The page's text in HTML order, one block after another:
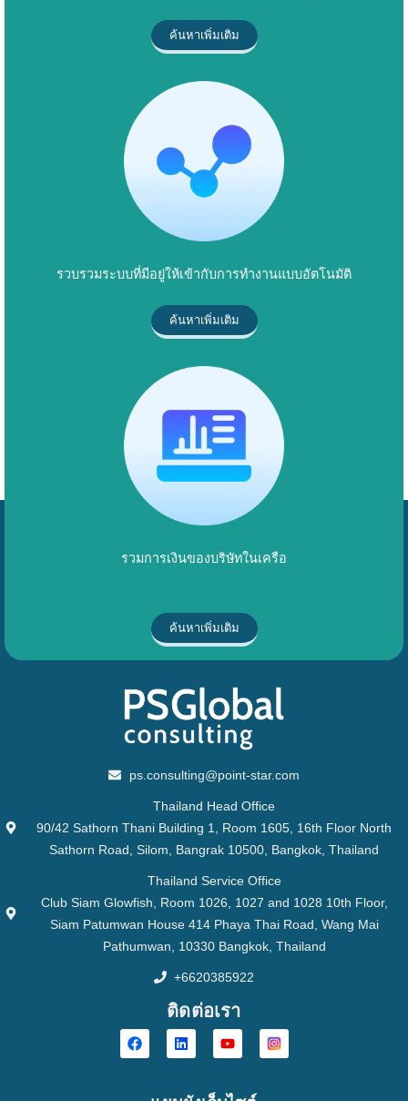
ค้นหาเพิ่มเติม
รวบรวมระบบที่มีอยู่ให้เข้ากับการทำงานแบบอัตโนมัติ
ค้นหาเพิ่มเติม
รวมการเงินของบริษัทในเครือ
ค้นหาเพิ่มเติม
ps.consulting@point-star.com
Thailand Head Office
90/42 Sathorn Thani Building 1, Room 1605, 16th Floor North
Sathorn Road, Silom, Bangrak 10500, Bangkok, Thailand
Thailand Service Office
Club Siam Glowfish, Room 1026, 1027 and 1028 10th Floor,
Siam Patumwan House 414 Phaya Thai Road, Wang Mai
Pathumwan, 10330 Bangkok, Thailand
+6620385922
ติดต่อเรา